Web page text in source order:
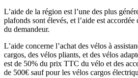
L’aide de la région est l’une des plus
plafonds sont élevés, et l’aide est
du demandeur.
L’aide concerne l’achat des vélos à
cargos, des vélos pliants, et des vélos
est de 50% du prix TTC du vélo et des
de 500€ sauf pour les vélos cargos